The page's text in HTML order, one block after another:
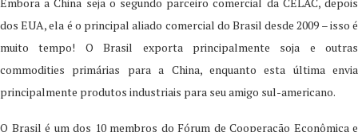
Embora a China seja o segundo parceiro comercial da CELAC, depois
dos EUA, ela é o principal aliado comercial do Brasil desde 2009 – isso é
muito tempo! O Brasil exporta principalmente soja e outras
commodities primárias para a China, enquanto esta última envia
principalmente produtos industriais para seu amigo sul-americano.
O Brasil é um dos 10 membros do Fórum de Cooperação Econômica e